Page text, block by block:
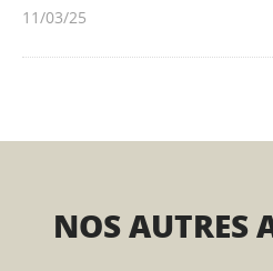
11/03/25
NOS AUTRES